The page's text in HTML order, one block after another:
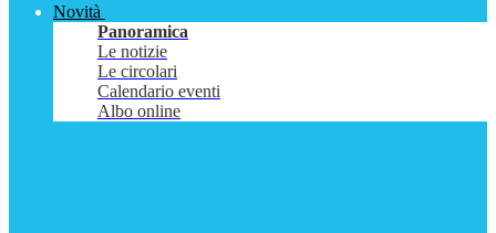
Novità
Panoramica
Le notizie
Le circolari
Calendario eventi
Albo online